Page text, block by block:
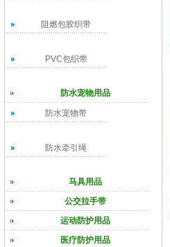
阻燃包胶织带
PVC包织带
防水宠物用品
防水宠物带
防水牵引绳
马具用品
公交拉手带
运动防护用品
医疗防护用品